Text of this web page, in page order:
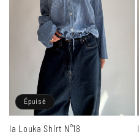
Épuisé
la Louka Shirt N°18